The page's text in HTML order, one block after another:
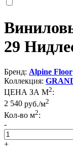
29
Бренд: Alpine Floor
Коллекция:
ЦЕНА ЗА М2:
2 540 руб./м2
Кол-во м2:
-
+